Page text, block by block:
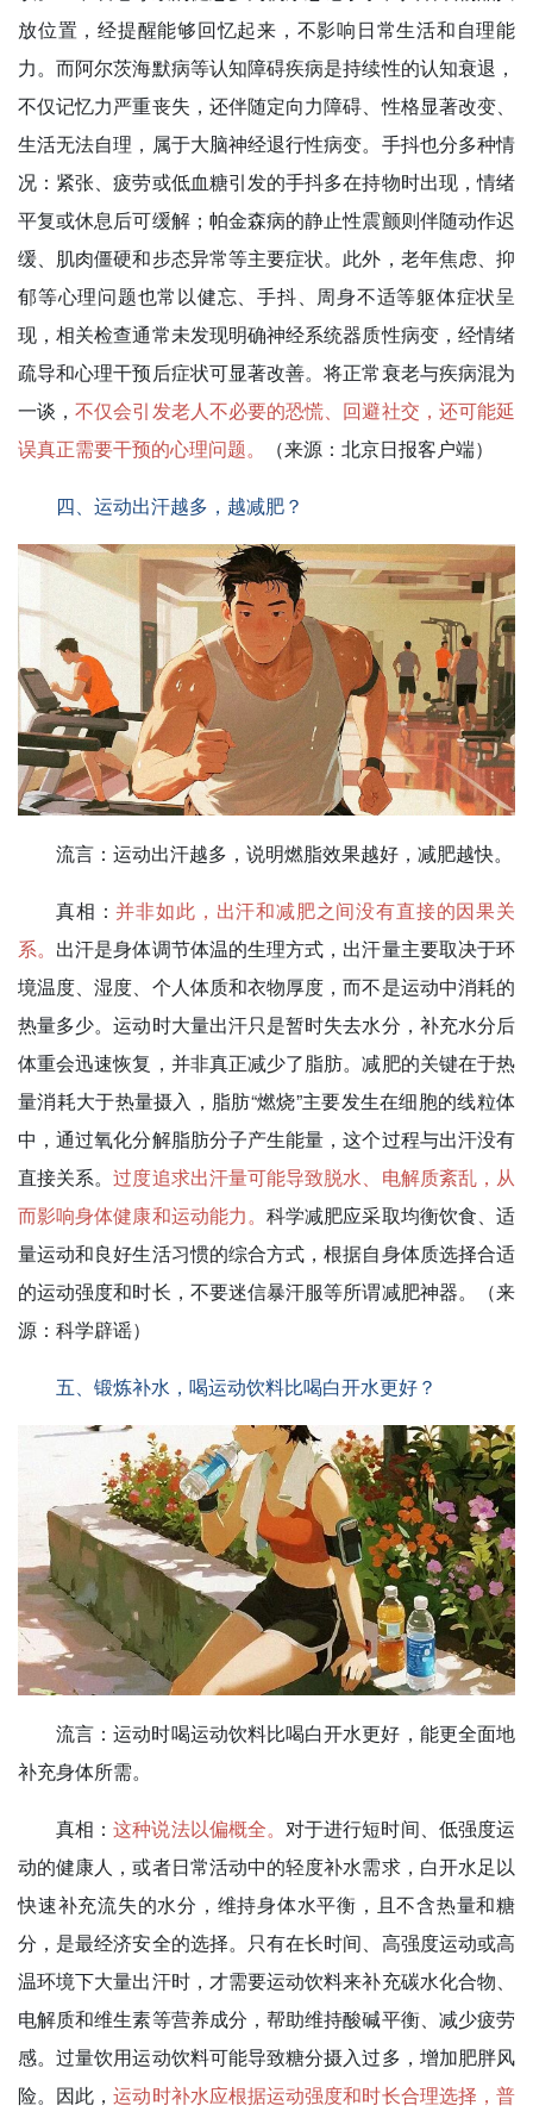
放位置，经提醒能够回忆起来，不影响日常生活和自理能
力。而阿尔茨海默病等认知障碍疾病是持续性的认知衰退，
不仅记忆力严重丧失，还伴随定向力障碍、性格显著改变、
生活无法自理，属于大脑神经退行性病变。手抖也分多种情
况：紧张、疲劳或低血糖引发的手抖多在持物时出现，情绪
平复或休息后可缓解；帕金森病的静止性震颤则伴随动作迟
缓、肌肉僵硬和步态异常等主要症状。此外，老年焦虑、抑
郁等心理问题也常以健忘、手抖、周身不适等躯体症状呈
现，相关检查通常未发现明确神经系统器质性病变，经情绪
疏导和心理干预后症状可显著改善。将正常衰老与疾病混为
一谈，不仅会引发老人不必要的恐慌、回避社交，还可能延
误真正需要干预的心理问题。
（来源：北京日报客户端）
四、运动出汗越多，越减肥？
流言： 运动出汗越多，说明燃脂效果越好，减肥越快。
真相：并非如此，出汗和减肥之间没有直接的因果关
系。 出汗是身体调节体温的生理方式，出汗量主要取决于环
境温度、湿度、个人体质和衣物厚度，而不是运动中消耗的
热量多少。运动时大量出汗只是暂时失去水分，补充水分后
体重会迅速恢复，并非真正减少了脂肪。减肥的关键在于热
量消耗大于热量摄入，脂肪“燃烧”主要发生在细胞的线粒体
中，通过氧化分解脂肪分子产生能量，这个过程与出汗没有
直接关系。过度追求出汗量可能导致脱水、电解质紊乱，从
而影响身体健康和运动能力。科学减肥应采取均衡饮食、适
量运动和良好生活习惯的综合方式，根据自身体质选择合适
的运动强度和时长，不要迷信暴汗服等所谓减肥神器。（来
源：科学辟谣）
五、锻炼补水，喝运动饮料比喝白开水更好？
流言：运动时喝运动饮料比喝白开水更好，能更全面地
补充身体所需。
真相：这种说法以偏概全。对于进行短时间、低强度运
动的健康人，或者日常活动中的轻度补水需求，白开水足以
快速补充流失的水分，维持身体水平衡，且不含热量和糖
分，是最经济安全的选择。只有在长时间、高强度运动或高
温环境下大量出汗时，才需要运动饮料来补充碳水化合物、
电解质和维生素等营养成分，帮助维持酸碱平衡、减少疲劳
感。过量饮用运动饮料可能导致糖分摄入过多，增加肥胖风
险。因此，运动时补水应根据运动强度和时长合理选择，普